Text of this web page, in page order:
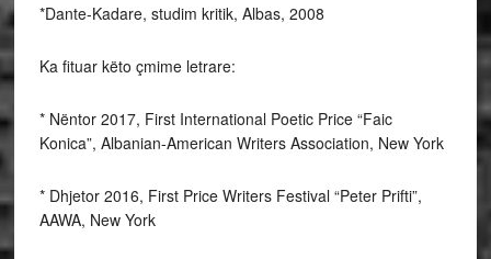
*Dante-Kadare, studim kritik, Albas, 2008
Ka fituar këto çmime letrare:
* Nëntor 2017, First International Poetic Price “Faic
Konica”, Albanian-American Writers Association, New York
* Dhjetor 2016, First Price Writers Festival “Peter Prifti”,
AAWA, New York